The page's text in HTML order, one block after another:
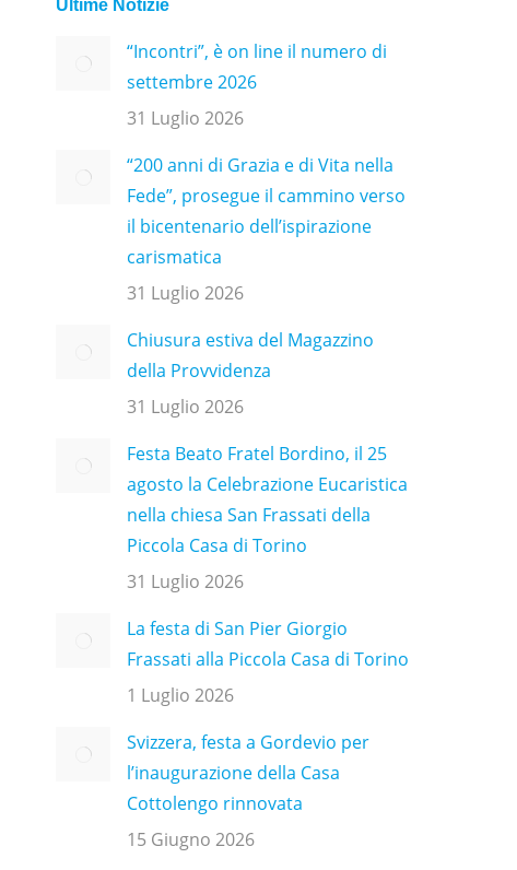
Ultime Notizie
“Incontri”, è on line il numero di
settembre 2026
31 Luglio 2026
“200 anni di Grazia e di Vita nella
Fede”, prosegue il cammino verso
il bicentenario dell’ispirazione
carismatica
31 Luglio 2026
Chiusura estiva del Magazzino
della Provvidenza
31 Luglio 2026
Festa Beato Fratel Bordino, il 25
agosto la Celebrazione Eucaristica
nella chiesa San Frassati della
Piccola Casa di Torino
31 Luglio 2026
La festa di San Pier Giorgio
Frassati alla Piccola Casa di Torino
1 Luglio 2026
Svizzera, festa a Gordevio per
l’inaugurazione della Casa
Cottolengo rinnovata
15 Giugno 2026